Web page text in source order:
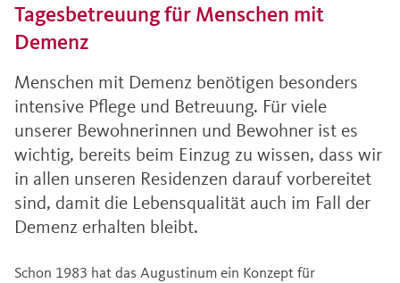
Tagesbetreuung für Menschen mit
Demenz
Menschen mit Demenz benötigen besonders
intensive Pflege und Betreuung. Für viele
unserer Bewohnerinnen und Bewohner ist es
wichtig, bereits beim Einzug zu wissen, dass wir
in allen unseren Residenzen darauf vorbereitet
sind, damit die Lebensqualität auch im Fall der
Demenz erhalten bleibt.
Schon 1983 hat das Augustinum ein Konzept für